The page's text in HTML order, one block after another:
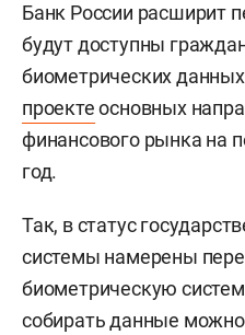
Банк России расширит
будут доступны
биометрических
проектеосновных
финансового рынка на
год.
Так, в статус
системы намерены
биометрическую
собирать данные можно